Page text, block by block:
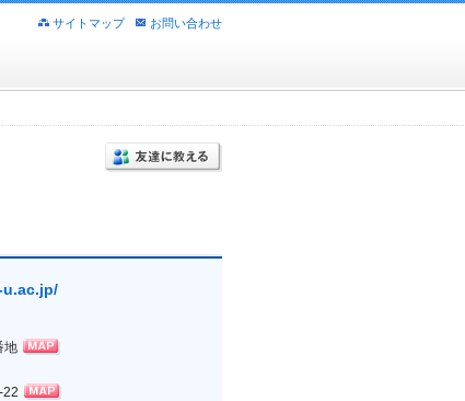
お問い合わせ
サイトマップ
地
22